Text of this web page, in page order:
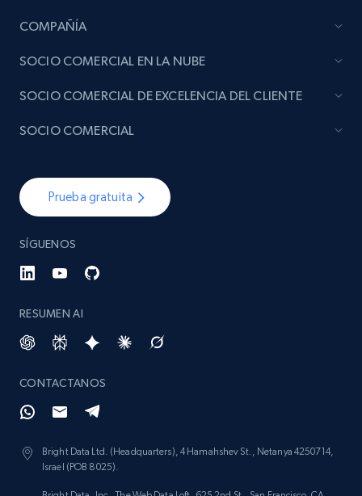
COMPAÑÍA
Prueba gratuita
SÍGUENOS
RESUMEN AI
CONTACTANOS
Bright Data Ltd. (Headquarters), 4 Hamahshev St., Netanya 4250714,
Israel (POB 8025).
SOCIO COMERCIAL EN LA NUBE
SOCIO COMERCIAL DE EXCELENCIA DEL CLIENTE
SOCIO COMERCIAL